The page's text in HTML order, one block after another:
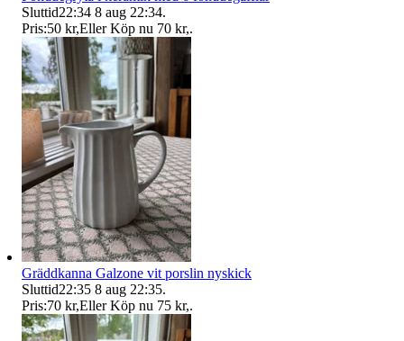
Sluttid22:34 8 aug 22:34.
Pris:50 kr,Eller Köp nu 70 kr,.
Gräddkanna Galzone vit porslin nyskick
Sluttid22:35 8 aug 22:35.
Pris:70 kr,Eller Köp nu 75 kr,.